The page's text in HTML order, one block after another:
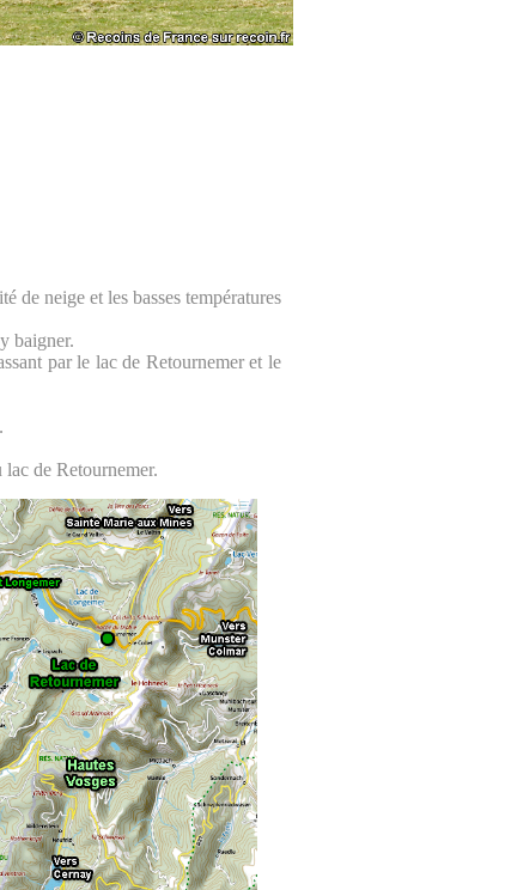
de neige et les basses températures
baigner.
par le lac de Retournemer et le
de Retournemer.